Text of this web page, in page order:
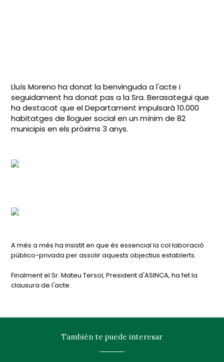
Lluís Moreno ha donat la benvinguda a l'acte i
seguidament ha donat pas a la Sra. Berasategui que
ha destacat que el Departament impulsarà 10.000
habitatges de lloguer social en un mínim de 82
municipis en els pròxims 3 anys.
A més a més ha insistit en que és essencial la col·laboració
público-privada per assolir aquests objectius establerts.
Finalment el Sr. Mateu Tersol, President d'ASINCA, ha fet la
clausura de l'acte.
También te puede interesar